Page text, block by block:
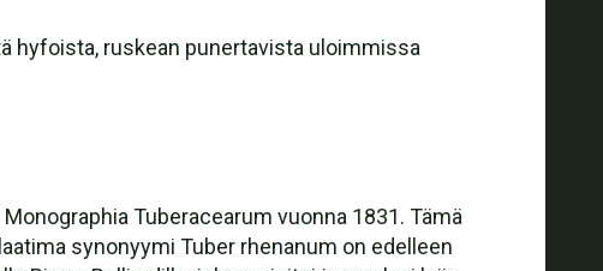
hyfoista, ruskean punertavista uloimmissa
Tuberacearum vuonna 1831. Tämä
synonyymi Tuber rhenanum on edelleen